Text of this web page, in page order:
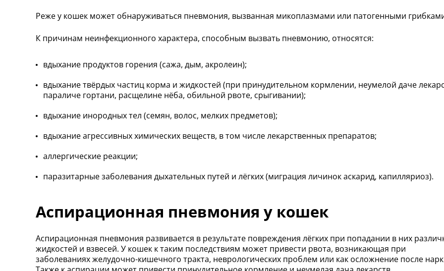
Реже у кошек может обнаруживаться пневмония, вызванная микоплазмами или патогенными
К причинам неинфекционного характера, способным вызвать пневмонию, относятся:
вдыхание продуктов горения (сажа, дым, акролеин);
вдыхание твёрдых частиц корма и жидкостей (при принудительном кормлении, неумелой даче
параличе гортани, расщелине нёба, обильной рвоте, срыгивании);
вдыхание инородных тел (семян, волос, мелких предметов);
вдыхание агрессивных химических веществ, в том числе лекарственных препаратов;
аллергические реакции;
паразитарные заболевания дыхательных путей и лёгких (миграция личинок аскарид, капилляриоз).
Аспирационная пневмония у кошек
Аспирационная пневмония развивается в результате повреждения лёгких при попадании в них
жидкостей и взвесей. У кошек к таким последствиям может привести рвота, возникающая при
заболеваниях желудочно-кишечного тракта, неврологических проблем или как осложнение после